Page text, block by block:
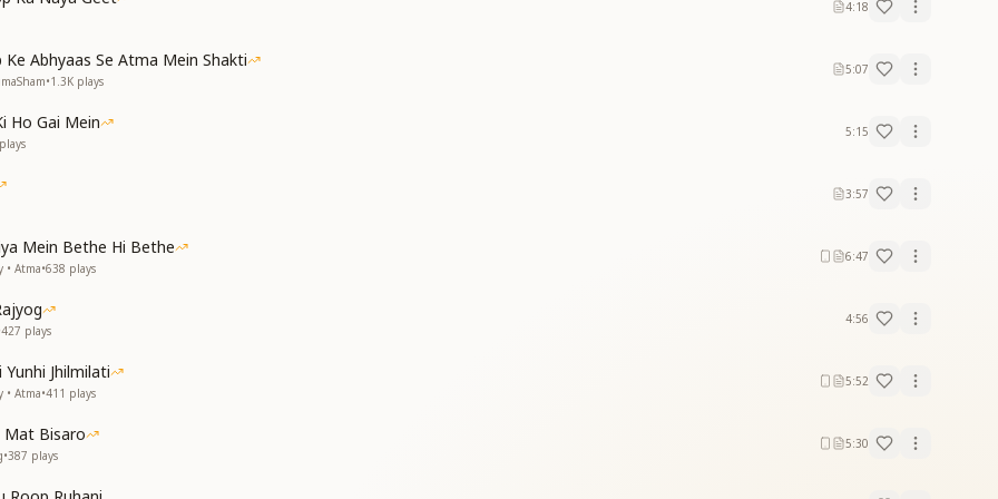
श्रीमत पर ही चलना
फूल सा खिलना
है अविनाशी
है अविनाशी"
4:18
Ke Abhyaas Se Atma Mein Shakti
•1.3K plays
5:07
Ho Gai Mein
plays
5:15
3:57
Mein Bethe Hi Bethe
• Atma•638 plays
6:47
427 plays
4:56
Jhilmilati
• Atma•411 plays
5:52
Mat Bisaro
•387 plays
5:30